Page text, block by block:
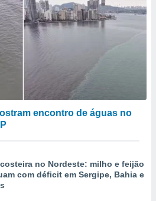
encontro de águas no
no Nordeste: milho e feijão
com déficit em Sergipe, Bahia e